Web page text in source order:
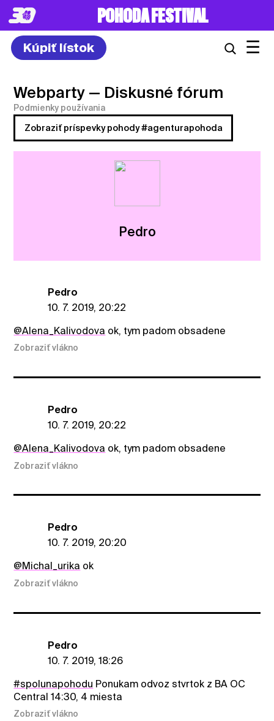
POHODA FESTIVAL
Kúpiť lístok ☰
Webparty — Diskusné fórum
Podmienky používania
Zobraziť príspevky pohody #agenturapohoda
Pedro
Pedro
10. 7. 2019, 20:22
@Alena_Kalivodova ok, tym padom obsadene
Zobraziť vlákno
Pedro
10. 7. 2019, 20:22
@Alena_Kalivodova ok, tym padom obsadene
Zobraziť vlákno
Pedro
10. 7. 2019, 20:20
@Michal_urika ok
Zobraziť vlákno
Pedro
10. 7. 2019, 18:26
#spolunapohodu Ponukam odvoz stvrtok z BA OC
Central 14:30, 4 miesta
Zobraziť vlákno